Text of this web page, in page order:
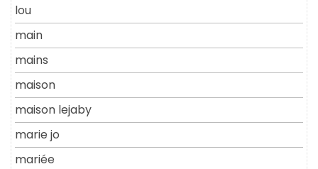
lou
main
mains
maison
maison lejaby
marie jo
mariée